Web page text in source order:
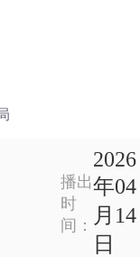
播出
时
间：
2026
年04
月14
日